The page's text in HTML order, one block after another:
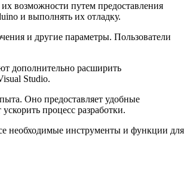
возможности путем предоставления
и выполнять их отладку.
и другие параметры. Пользователи
дополнительно расширить
Studio.
Оно предоставляет удобные
процесс разработки.
необходимые инструменты и функции для